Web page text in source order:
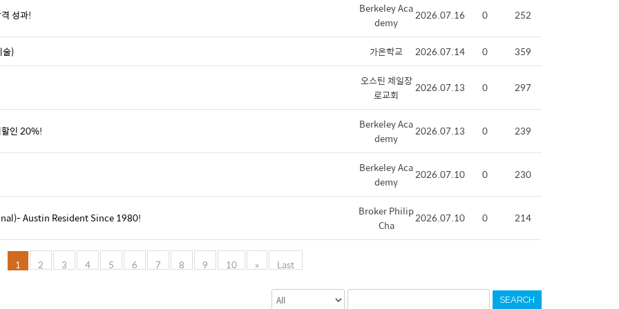
성과!
Berkeley Aca
demy
2026.07.16 0 252
술) 가온학교 2026.07.14 0
359
오스틴 제일장
로교회
2026.07.13 0 297
인 20%!
Berkeley Aca
demy
2026.07.13 0 239
Berkeley Aca
demy
2026.07.10 0 230
Austin Resident Since 1980!
Broker Philip
Cha
2026.07.10 0 214
1 2 3 4 5 6 7 8 9 10 » Last
SEARCH